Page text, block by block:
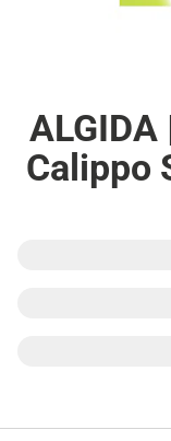
Calippo